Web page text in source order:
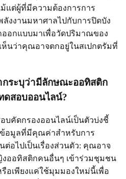
ม้แต่ผู้ที่มีความต้องการการ
งงานมหาศาลไปกับการปิดบัง
ออกแบบมาเพื่อวัดปริมาณของ
นว่าคุณอาจตกอยู่ในสเปกตรัมที่
กระบุว่ามีลักษณะออทิสติก
ดสอบออนไลน์?
บคัดกรองออนไลน์เป็นตัวบ่งชี้
ข้อมูลที่มีคุณค่าสำหรับการ
ต่อไปเป็นเรื่องส่วนตัว: คุณอาจ
ออทิสติกคนอื่นๆ เข้าร่วมชุมชน
อเพียงแค่ใช้มุมมองใหม่นี้เพื่อ